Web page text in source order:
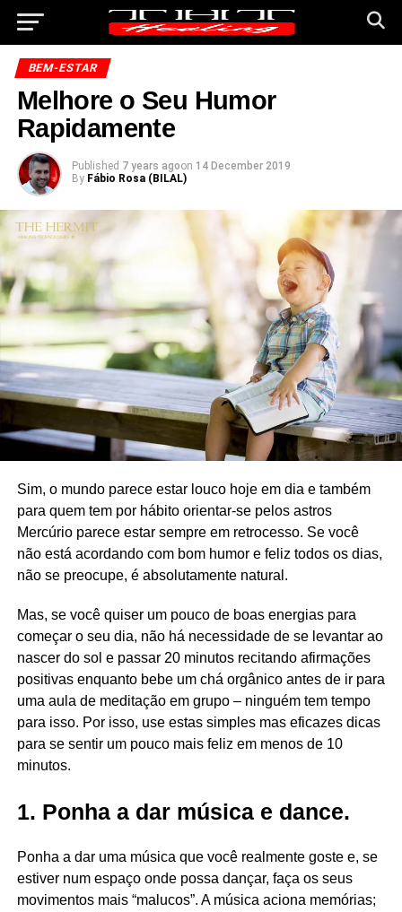
BEM-ESTAR
Melhore o Seu Humor
Rapidamente
Published 7 years agoon 14 December 2019
By Fábio Rosa (BILAL)
Sim, o mundo parece estar louco hoje em dia e também
para quem tem por hábito orientar-se pelos astros
Mercúrio parece estar sempre em retrocesso. Se você
não está acordando com bom humor e feliz todos os dias,
não se preocupe, é absolutamente natural.
Mas, se você quiser um pouco de boas energias para
começar o seu dia, não há necessidade de se levantar ao
nascer do sol e passar 20 minutos recitando afirmações
positivas enquanto bebe um chá orgânico antes de ir para
uma aula de meditação em grupo – ninguém tem tempo
para isso. Por isso, use estas simples mas eficazes dicas
para se sentir um pouco mais feliz em menos de 10
minutos.
1. Ponha a dar música e dance.
Ponha a dar uma música que você realmente goste e, se
estiver num espaço onde possa dançar, faça os seus
movimentos mais “malucos”. A música aciona memórias;